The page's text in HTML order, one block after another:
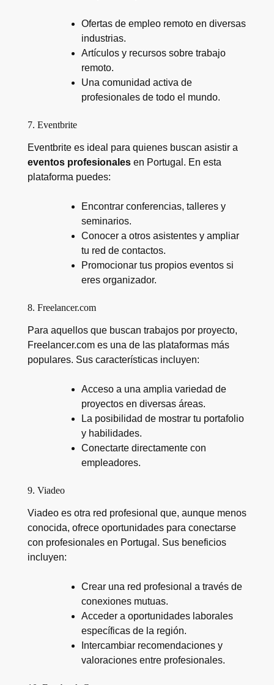
Ofertas de empleo remoto en diversas
industrias.
Artículos y recursos sobre trabajo
remoto.
Una comunidad activa de
profesionales de todo el mundo.
7. Eventbrite
Eventbrite es ideal para quienes buscan asistir a
eventos profesionalesen Portugal. En esta
plataforma puedes:
Encontrar conferencias, talleres y
seminarios.
Conocer a otros asistentes y ampliar
tu red de contactos.
Promocionar tus propios eventos si
eres organizador.
8. Freelancer.com
Para aquellos que buscan trabajos por proyecto,
Freelancer.com es una de las plataformas más
populares. Sus características incluyen:
Acceso a una amplia variedad de
proyectos en diversas áreas.
La posibilidad de mostrar tu portafolio
y habilidades.
Conectarte directamente con
empleadores.
9. Viadeo
Viadeo es otra red profesional que, aunque menos
conocida, ofrece oportunidades para conectarse
con profesionales en Portugal. Sus beneficios
incluyen:
Crear una red profesional a través de
conexiones mutuas.
Acceder a oportunidades laborales
específicas de la región.
Intercambiar recomendaciones y
valoraciones entre profesionales.